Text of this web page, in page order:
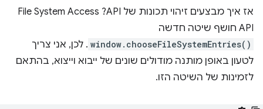
אז איך מבצעים זיהוי תכונות של API? ‫File System Access
API חושף שיטה חדשה
window.chooseFileSystemEntries() . לכן, אני צריך
לטעון באופן מותנה מודולים שונים של ייבוא וייצוא, בהתאם
לזמינות של השיטה הזו.